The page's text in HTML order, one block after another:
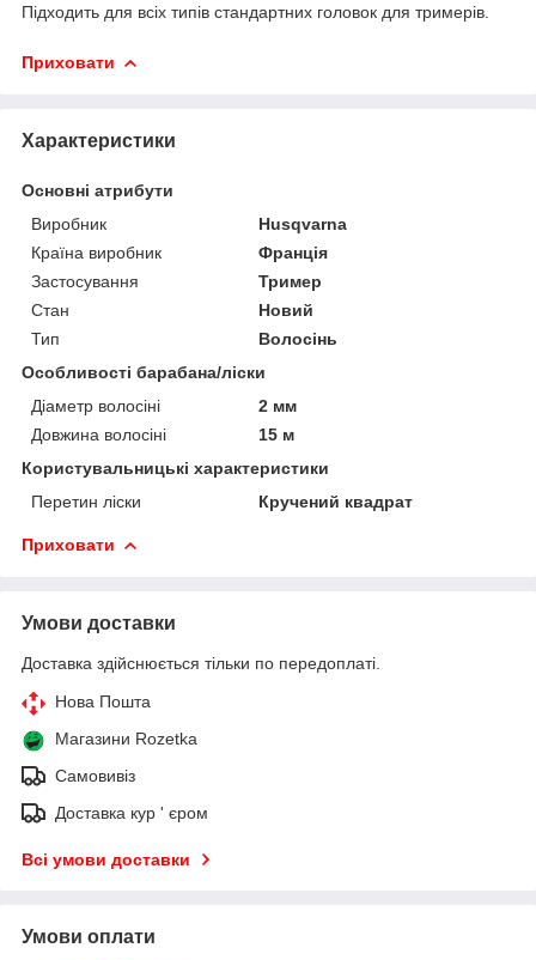
Підходить для всіх типів стандартних головок для тримерів.
Приховати
Характеристики
Основні атрибути
Виробник
Husqvarna
Країна виробник
Франція
Застосування
Тример
Стан
Новий
Тип
Волосінь
Особливості барабана/ліски
Діаметр волосіні
2 мм
Довжина волосіні
15 м
Користувальницькі характеристики
Перетин ліски
Кручений квадрат
Приховати
Умови доставки
Доставка здійснюється тільки по передоплаті.
Нова Пошта
Магазини Rozetka
Самовивіз
Доставка кур ' єром
Всі умови доставки
Умови оплати